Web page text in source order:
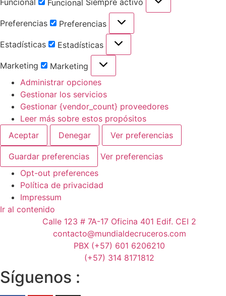
Funcional
Preferencias Preferencias
Estadísticas Estadísticas
Marketing
Marketing
Administrar opciones
Gestionar los servicios
Gestionar {vendor_count} proveedores
Leer más sobre estos propósitos
Aceptar
Denegar Ver preferencias
Guardar preferencias
Ver preferencias
Opt-out preferences
Política de privacidad
Impressum
Ir al contenido
Calle 123 # 7A-17 Oficina 401 Edif. CEI 2
contacto@mundialdecruceros.com
PBX (+57) 601 6206210
(+57) 314 8171812
Síguenos :